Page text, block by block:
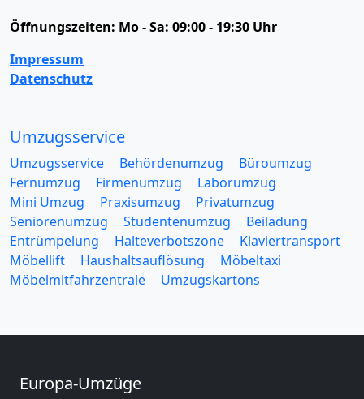
Öffnungszeiten: Mo - Sa: 09:00 - 19:30 Uhr
Impressum
Datenschutz
Umzugsservice
Umzugsservice Behördenumzug
Büroumzug
Fernumzug
Firmenumzug
Laborumzug
Mini Umzug
Praxisumzug
Privatumzug
Seniorenumzug
Studentenumzug
Beiladung
Entrümpelung
Halteverbotszone
Klaviertransport
Möbellift
Haushaltsauflösung
Möbeltaxi
Möbelmitfahrzentrale
Umzugskartons
Europa-Umzüge